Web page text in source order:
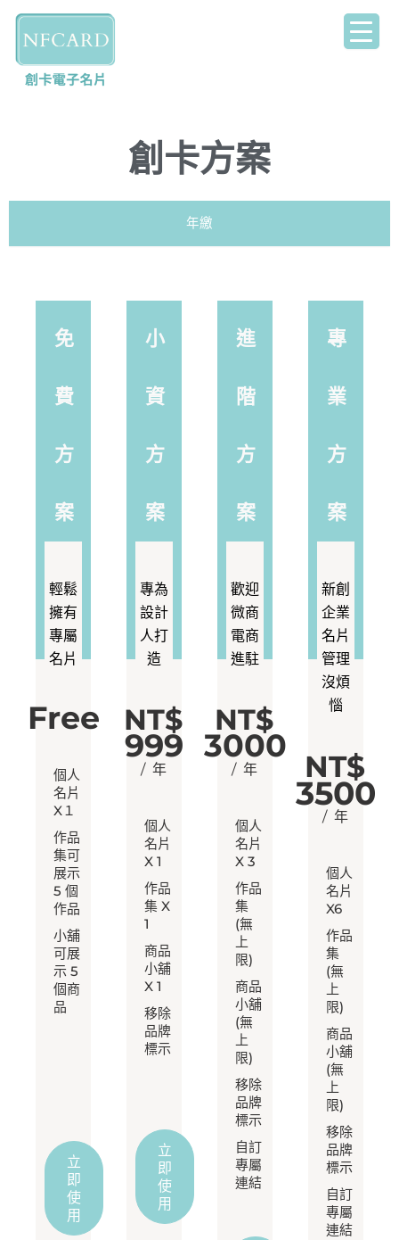
創卡方案
年繳
免
費
方
案
輕鬆
擁有
專屬
名片
Free
個人
名片
X１
作品
集可
展示
5 個
作品
小舖
可展
示 5
個商
品
立
即
使
用
小
資
方
案
專為
設計
人打
造
NT$
999
/ 年
個人
名片
X 1
作品
集 X
1
商品
小舖
X 1
移除
品牌
標示
立
即
使
用
進
階
方
案
歡迎
微商
電商
進駐
NT$
3000
/ 年
個人
名片
X 3
作品
集
(無
上
限)
商品
小舖
(無
上
限)
移除
品牌
標示
自訂
專屬
連結
專
業
方
案
新創
企業
名片
管理
沒煩
惱
NT$
3500
/ 年
個人
名片
X6
作品
集
(無
上
限)
商品
小舖
(無
上
限)
移除
品牌
標示
自訂
專屬
連結